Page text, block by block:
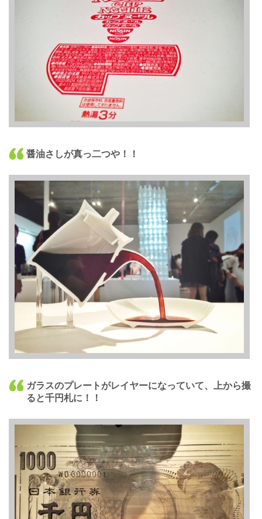
醤油さしが真っ二つや！！
ガラスのプレートがレイヤーになっていて、上から撮
ると千円札に！！